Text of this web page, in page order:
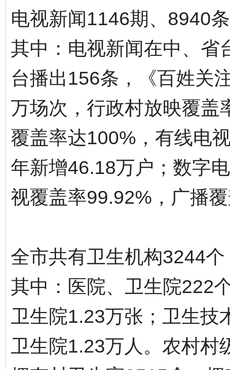
电视新闻1146期、8940
其中：电视新闻在中、省
台播出156条，《百姓关
万场次，行政村放映覆盖
覆盖率达100%，有线电
年新增46.18万户；数字
视覆盖率99.92%，广播
全市共有卫生机构3244
其中：医院、卫生院222
卫生院1.23万张；卫生技
卫生院1.23万人。农村村